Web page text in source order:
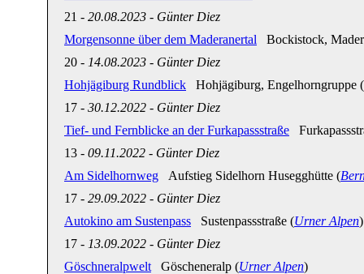
21 - 20.08.2023 - Günter Diez
Morgensonne über dem Maderanertal Bockistock,
20 - 14.08.2023 - Günter Diez
Hohjägiburg Rundblick Hohjägiburg, Engelhorngruppe (
17 - 30.12.2022 - Günter Diez
Tief- und Fernblicke an der Furkapassstraße
13 - 09.11.2022 - Günter Diez
Am Sidelhornweg Aufstieg Sidelhorn Husegghütte (
17 - 29.09.2022 - Günter Diez
Autokino am Sustenpass Sustenpassstraße (Urner Alpen)
17 - 13.09.2022 - Günter Diez
Göschneralpwelt Göscheneralp (Urner Alpen)